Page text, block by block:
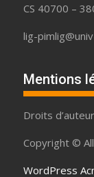
CS 40700 –
lig-
Mentions
Droits
Copyright ©
WordPress